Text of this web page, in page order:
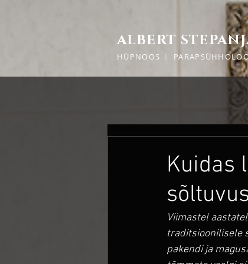
ALBERT
HÜPNOOS ︱
Kuidas
Viimastel
traditsioonilisele
pakendi ja